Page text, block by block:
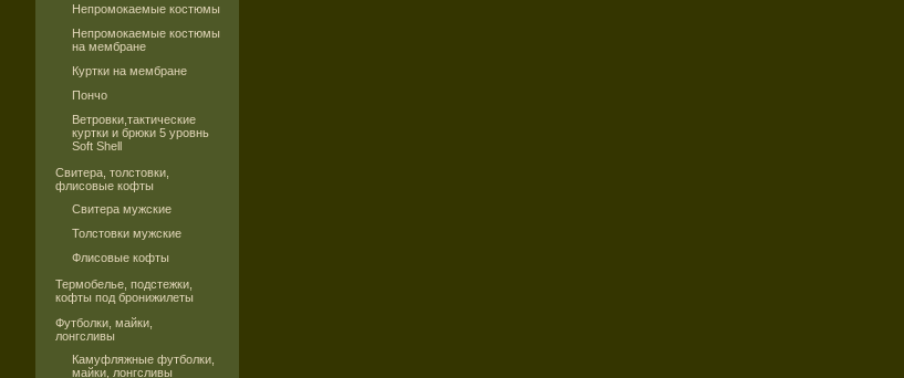
Непромокаемые костюмы
Непромокаемые костюмы
на мембране
Куртки на мембране
Пончо
Ветровки,тактические
куртки и брюки 5 уровнь
Soft Shell
Свитера, толстовки,
флисовые кофты
Свитера мужские
Толстовки мужские
Флисовые кофты
Термобелье, подстежки,
кофты под бронижилеты
Футболки, майки,
лонгсливы
Камуфляжные футболки,
майки, лонгсливы